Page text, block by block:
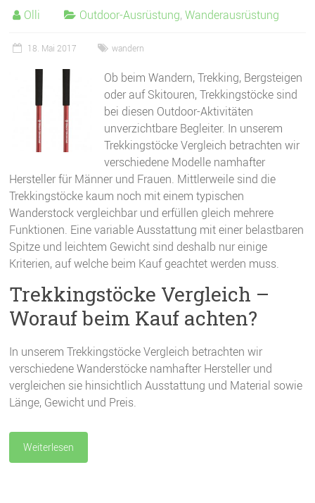
Olli Outdoor-Ausrüstung,Wanderausrüstung
18. Mai 2017 wandern
Ob beim Wandern, Trekking, Bergsteigen
oder auf Skitouren, Trekkingstöcke sind
bei diesen Outdoor-Aktivitäten
unverzichtbare Begleiter. In unserem
Trekkingstöcke Vergleich betrachten wir
verschiedene Modelle namhafter
Hersteller für Männer und Frauen. Mittlerweile sind die
Trekkingstöcke kaum noch mit einem typischen
Wanderstock vergleichbar und erfüllen gleich mehrere
Funktionen. Eine variable Ausstattung mit einer belastbaren
Spitze und leichtem Gewicht sind deshalb nur einige
Kriterien, auf welche beim Kauf geachtet werden muss.
Trekkingstöcke Vergleich –
Worauf beim Kauf achten?
In unserem Trekkingstöcke Vergleich betrachten wir
verschiedene Wanderstöcke namhafter Hersteller und
vergleichen sie hinsichtlich Ausstattung und Material sowie
Länge, Gewicht und Preis.
Weiterlesen